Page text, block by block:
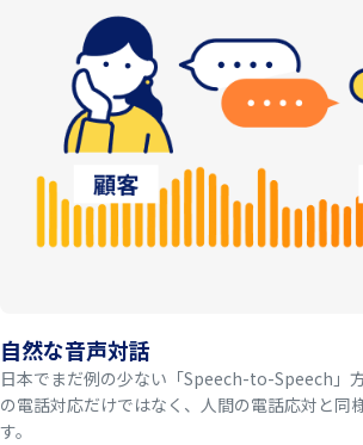
自然な音声対話
日本でまだ例の少ない「Speech-to-Speech」
の電話対応だけではなく、人間の電話応対と同
す。